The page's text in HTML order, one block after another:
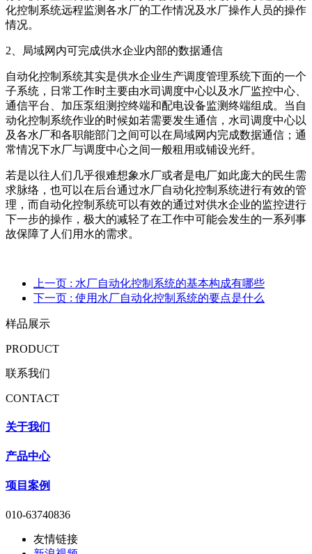
化控制系统远程监测各水厂的工作情况及水厂操作人员的操作
情况。
2、局域网内可完成供水企业内部的数据通信
自动化控制系统其实是供水企业生产调度管理系统下面的一个
子系统，日常工作时主要由水司调度中心以及水厂监控中心、
通信平台、加压泵组测控终端和配电设备监测终端组成。当自
动化控制系统作业的时候如若需要发生通信，水司调度中心以
及各水厂和各职能部门之间可以在局域网内完成数据通信；通
常情况下水厂与调度中心之间一般租用或铺设光纤。
若是以往人们几乎很难想象水厂或者是电厂如此庞大的民生需
求脉络，也可以在后台通过水厂自动化控制系统进行有效的管
理，而自动化控制系统可以有效的通过对供水企业的监控进行
下一步的操作，极大的减轻了在工作中可能会发生的一系列事
故保障了人们用水的需求。
上一页 : 水厂自动化控制系统的基本构成有哪些
下一页 : 使用水厂自动化控制系统的要点是什么
样品展示
PRODUCT
联系我们
CONTACT
关于我们
产品中心
项目案例
010-63740836
友情链接